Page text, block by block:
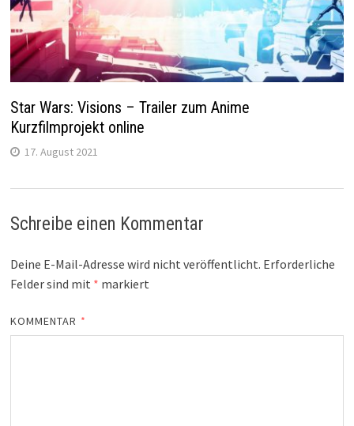
Star Wars: Visions – Trailer zum Anime
Kurzfilmprojekt online
17. August 2021
Schreibe einen Kommentar
Deine E-Mail-Adresse wird nicht veröffentlicht. Erforderliche
Felder sind mit * markiert
KOMMENTAR *